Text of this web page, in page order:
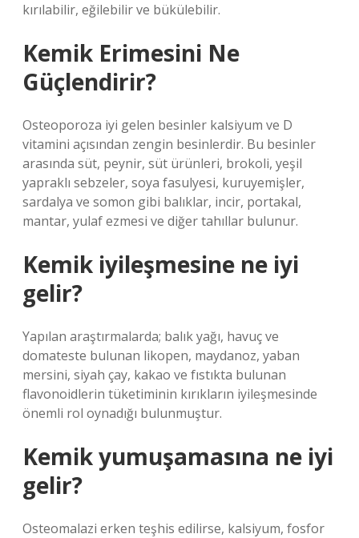
kırılabilir, eğilebilir ve bükülebilir.
Kemik Erimesini Ne
Güçlendirir?
Osteoporoza iyi gelen besinler kalsiyum ve D
vitamini açısından zengin besinlerdir. Bu besinler
arasında süt, peynir, süt ürünleri, brokoli, yeşil
yapraklı sebzeler, soya fasulyesi, kuruyemişler,
sardalya ve somon gibi balıklar, incir, portakal,
mantar, yulaf ezmesi ve diğer tahıllar bulunur.
Kemik iyileşmesine ne iyi
gelir?
Yapılan araştırmalarda; balık yağı, havuç ve
domateste bulunan likopen, maydanoz, yaban
mersini, siyah çay, kakao ve fıstıkta bulunan
flavonoidlerin tüketiminin kırıkların iyileşmesinde
önemli rol oynadığı bulunmuştur.
Kemik yumuşamasına ne iyi
gelir?
Osteomalazi erken teşhis edilirse, kalsiyum, fosfor